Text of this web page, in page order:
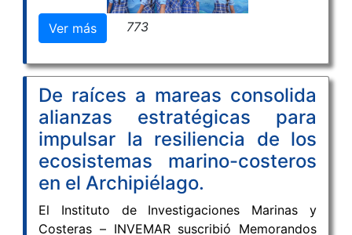
Ver más 773
De raíces a mareas consolida
alianzas estratégicas para
impulsar la resiliencia de los
ecosistemas marino-costeros
en el Archipiélago.
El Instituto de Investigaciones Marinas y
Costeras – INVEMAR suscribió Memorandos